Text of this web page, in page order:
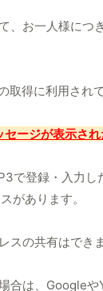
、お一人様に
得に利用され
セージが表示さ
で登録・入力
があります。
の共有はでき
合は、Google